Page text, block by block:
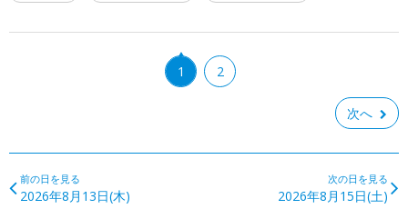
1 2
次へ
前の日を見る
2026年8月13日(木)
次の日を見る
2026年8月15日(土)